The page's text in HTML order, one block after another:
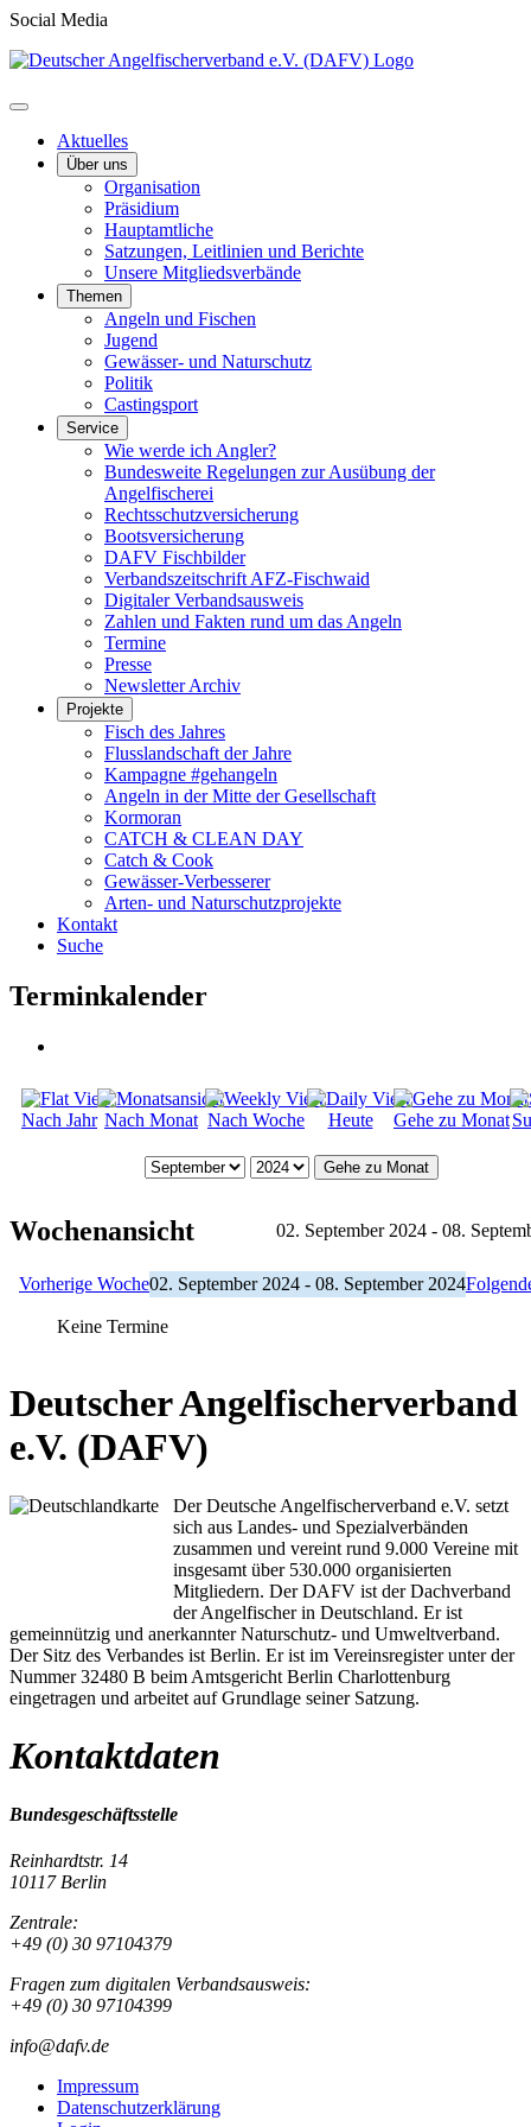
Social Media
Aktuelles
Über uns
Organisation
Präsidium
Hauptamtliche
Satzungen, Leitlinien und Berichte
Unsere Mitgliedsverbände
Themen
Angeln und Fischen
Jugend
Gewässer- und Naturschutz
Politik
Castingsport
Service
Wie werde ich Angler?
Bundesweite Regelungen zur Ausübung der
Angelfischerei
Rechtsschutzversicherung
Bootsversicherung
DAFV Fischbilder
Verbandszeitschrift AFZ-Fischwaid
Digitaler Verbandsausweis
Zahlen und Fakten rund um das Angeln
Termine
Presse
Newsletter Archiv
Projekte
Fisch des Jahres
Flusslandschaft der Jahre
Kampagne #gehangeln
Angeln in der Mitte der Gesellschaft
Kormoran
CATCH & CLEAN DAY
Catch & Cook
Gewässer-Verbesserer
Arten- und Naturschutzprojekte
Kontakt
Suche
Terminkalender
Nach Jahr Nach Monat Nach Woche Heute Gehe zu Monat
Gehe zu Monat
Wochenansicht 02. September 2024 - 08.
Vorherige Woche02. September 2024 - 08. September 2024
Keine Termine
Deutscher Angelfischerverband
e.V. (DAFV)
Der Deutsche Angelfischerverband e.V. setzt
sich aus Landes- und Spezialverbänden
zusammen und vereint rund 9.000 Vereine mit
insgesamt über 530.000 organisierten
Mitgliedern. Der DAFV ist der Dachverband
der Angelfischer in Deutschland. Er ist
gemeinnützig und anerkannter Naturschutz- und Umweltverband.
Der Sitz des Verbandes ist Berlin. Er ist im Vereinsregister unter der
Nummer 32480 B beim Amtsgericht Berlin Charlottenburg
eingetragen und arbeitet auf Grundlage seiner Satzung.
Kontaktdaten
Bundesgeschäftsstelle
Reinhardtstr. 14
10117 Berlin
Zentrale:
+49 (0) 30 97104379
Fragen zum digitalen Verbandsausweis:
+49 (0) 30 97104399
info@dafv.de
Impressum
Datenschutzerklärung